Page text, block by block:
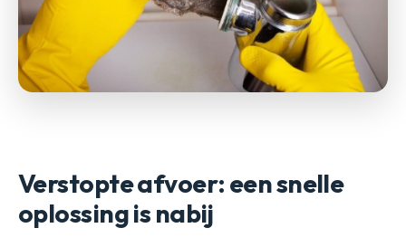
Verstopte afvoer: een snelle
oplossing is nabij